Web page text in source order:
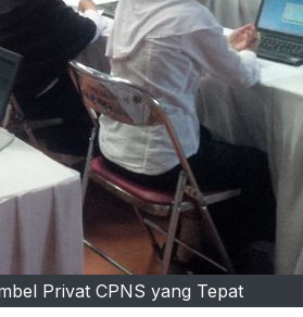
Privat CPNS yang Tepat